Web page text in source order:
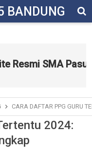
BANDUNG
SMA
CARA DAFTAR PPG GURU
2024: